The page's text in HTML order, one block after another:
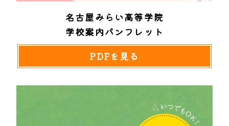
名古屋みらい高等学院
学校案内パンフレット
PDFを見る